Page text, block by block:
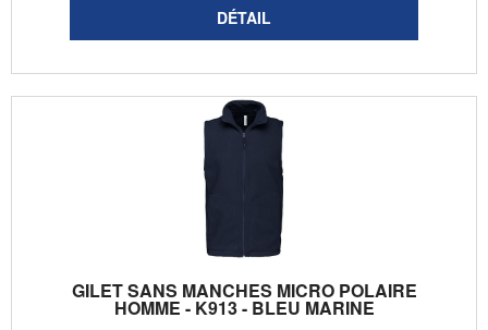
GILET SANS MANCHES MICRO POLAIRE
HOMME - K913 - BLEU MARINE